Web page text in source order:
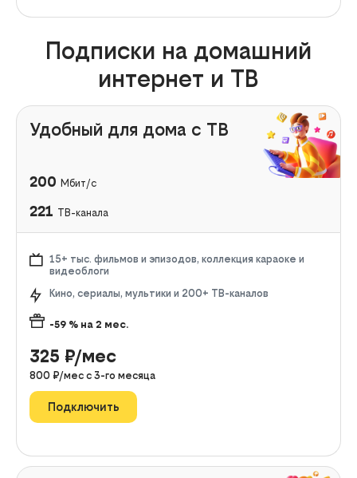
Подписки на домашний
интернет и ТВ
Удобный для дома с ТВ
200 Мбит/с
221 ТВ-канала
15+ тыс. фильмов и эпизодов, коллекция караоке и
видеоблоги
Кино, сериалы, мультики и 200+ ТВ-каналов
-59 % на 2 мес.
325 ₽/мес
800 ₽/мес с 3-го месяца
Подключить